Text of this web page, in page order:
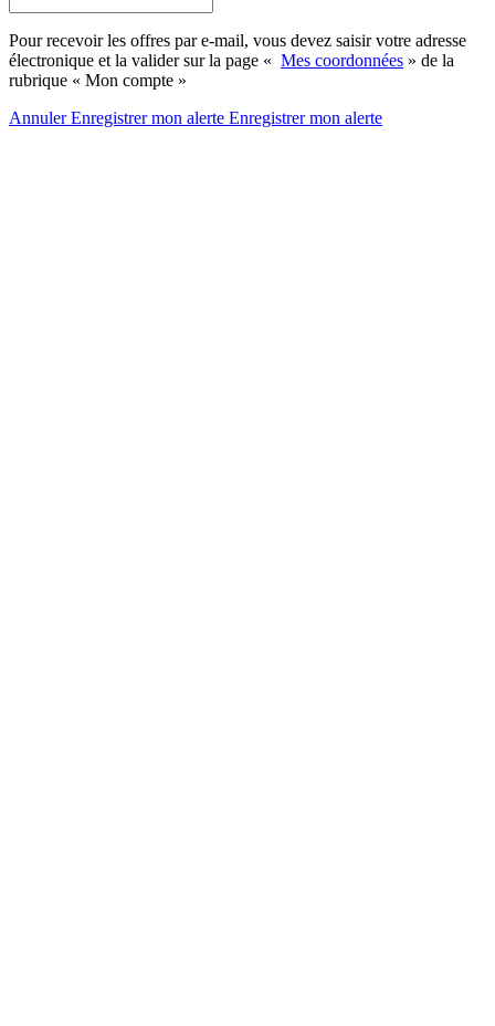
Pour recevoir les offres par e-mail, vous devez saisir votre adresse
électronique et la valider sur la page « Mes coordonnées » de la
rubrique « Mon compte »
AnnulerEnregistrer mon alerte Enregistrermon alerte